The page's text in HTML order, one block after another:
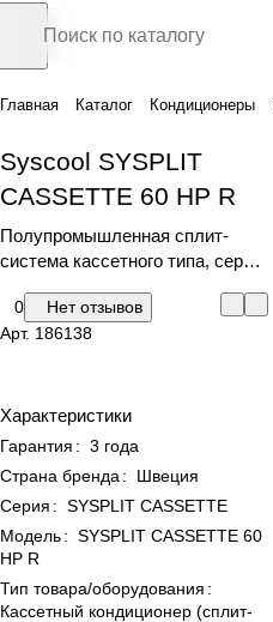
Главная Каталог Кондиционеры
Syscool SYSPLIT
CASSETTE 60 HP R
Полупромышленная сплит-
система кассетного типа, серия
0
Нет отзывов
Арт. 186138
Характеристики
Гарантия : 3 года
Страна бренда :
Швеция
Серия : SYSPLIT CASSETTE
Модель: SYSPLIT CASSETTE 60
HP R
Тип товара/оборудования :
Кассетный кондиционер (сплит-